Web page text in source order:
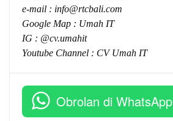
e-mail : info@rtcbali.com
Google Map : Umah IT
IG : @cv.umahit
Youtube Channel : CV Umah IT
Obrolan di WhatsApp